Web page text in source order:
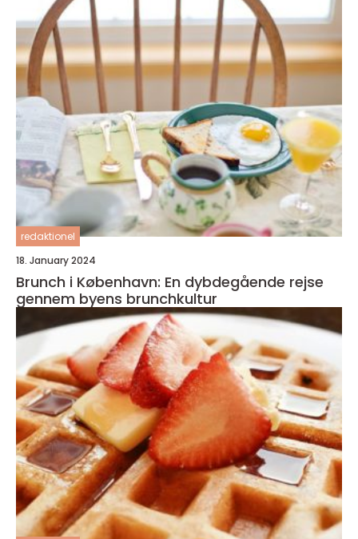
redaktionel
18. January 2024
Brunch i København: En dybdegående rejse
gennem byens brunchkultur